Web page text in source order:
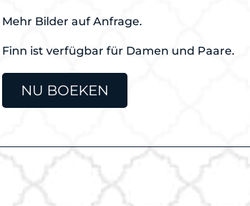
Mehr Bilder auf Anfrage.
Finn ist verfügbar für Damen und Paare.
NU BOEKEN